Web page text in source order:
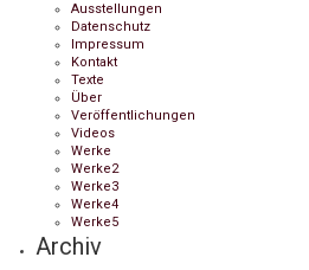
Ausstellungen
Datenschutz
Impressum
Kontakt
Texte
Über
Veröffentlichungen
Videos
Werke
Werke2
Werke3
Werke4
Werke5
Archiv